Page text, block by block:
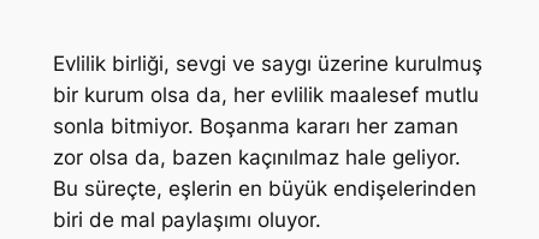
Evlilik birliği, sevgi ve saygı üzerine kurulmuş
bir kurum olsa da, her evlilik maalesef mutlu
sonla bitmiyor. Boşanma kararı her zaman
zor olsa da, bazen kaçınılmaz hale geliyor.
Bu süreçte, eşlerin en büyük endişelerinden
biri de mal paylaşımı oluyor.